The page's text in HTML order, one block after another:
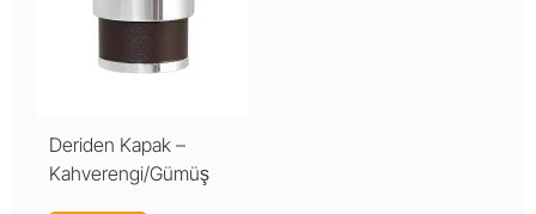
Deriden Kapak –
Kahverengi/Gümüş